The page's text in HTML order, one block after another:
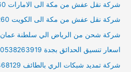
شركة نقل عفش من مكة الى الامارات 0561162260
شركة نقل عفش من مكة الى الكويت 0561162260
شركة شحن من الرياض الي سلطنة عمان 0561162260 اقل سعر
اسعار تنسيق الحدائق بجدة 0538263919
شركة تمديد شبكات الري بالطائف 0543468129 العادية والاتوماتيكية